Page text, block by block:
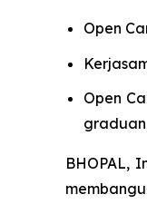
Open
Open
BHOPAL,